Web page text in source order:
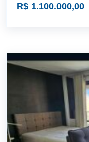
R$ 1.100.000,00